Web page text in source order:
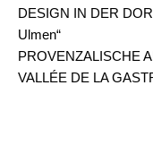
DESIGN IN DER
Ulmen“
PROVENZALISCHE
VALLÉE DE LA